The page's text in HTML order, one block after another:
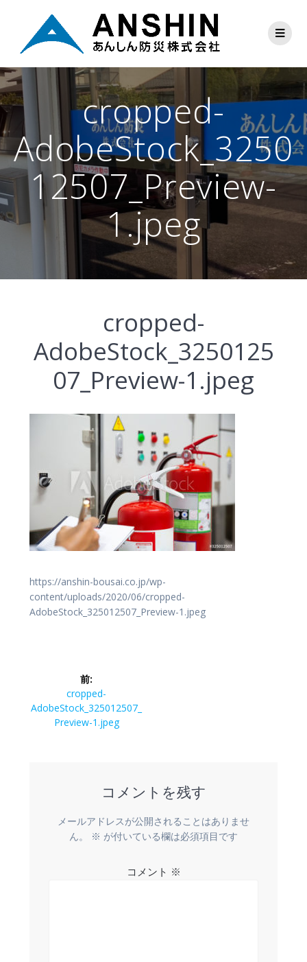
cropped-
AdobeStock_3250
12507_Preview-
1.jpeg
cropped-
AdobeStock_3250125
07_Preview-1.jpeg
https://anshin-bousai.co.jp/wp-
content/uploads/2020/06/cropped-
AdobeStock_325012507_Preview-1.jpeg
前:
cropped-
AdobeStock_325012507_
Preview-1.jpeg
コメントを残す
メールアドレスが公開されることはありませ
ん。
※ が付いている欄は必須項目です
コメント ※